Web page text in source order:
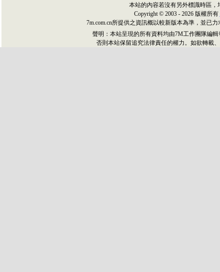
本站的內容若沒有另外標識時區，
Copyright © 2003 - 2026 版權所有
7m.com.cn所提供之資訊概以較新版本為準，並已
聲明：本站呈現的所有資料均由7M工作團隊編
否則本站保留追究法律責任的權力。如欲轉載